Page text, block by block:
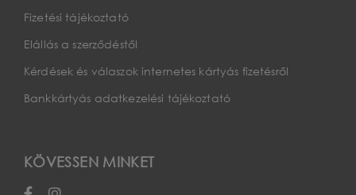
Fizetési tájékoztató
Elállás a szerződéstől
Kérdések és válaszok internetes kártyás fizetésről
Bankkártyás adatkezelési tájékoztató
KÖVESSEN MINKET